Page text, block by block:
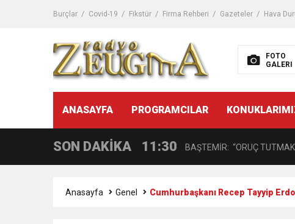
Burçlar Covid-19 Fikstür Firma Rehberi Gazeteler Hava
FOTO
GALERI
ANASAYFA PROGRAMCILAR
SON DAKİKA
14:08 Gaziantep FK o yıldızı getiriyor
11:59 GÖĞÜS HASTALIKLARI
11:30 BAŞTEMİR: “ORUÇ
Anasayfa Genel Cumhurbaşkanı Recep Tayyip